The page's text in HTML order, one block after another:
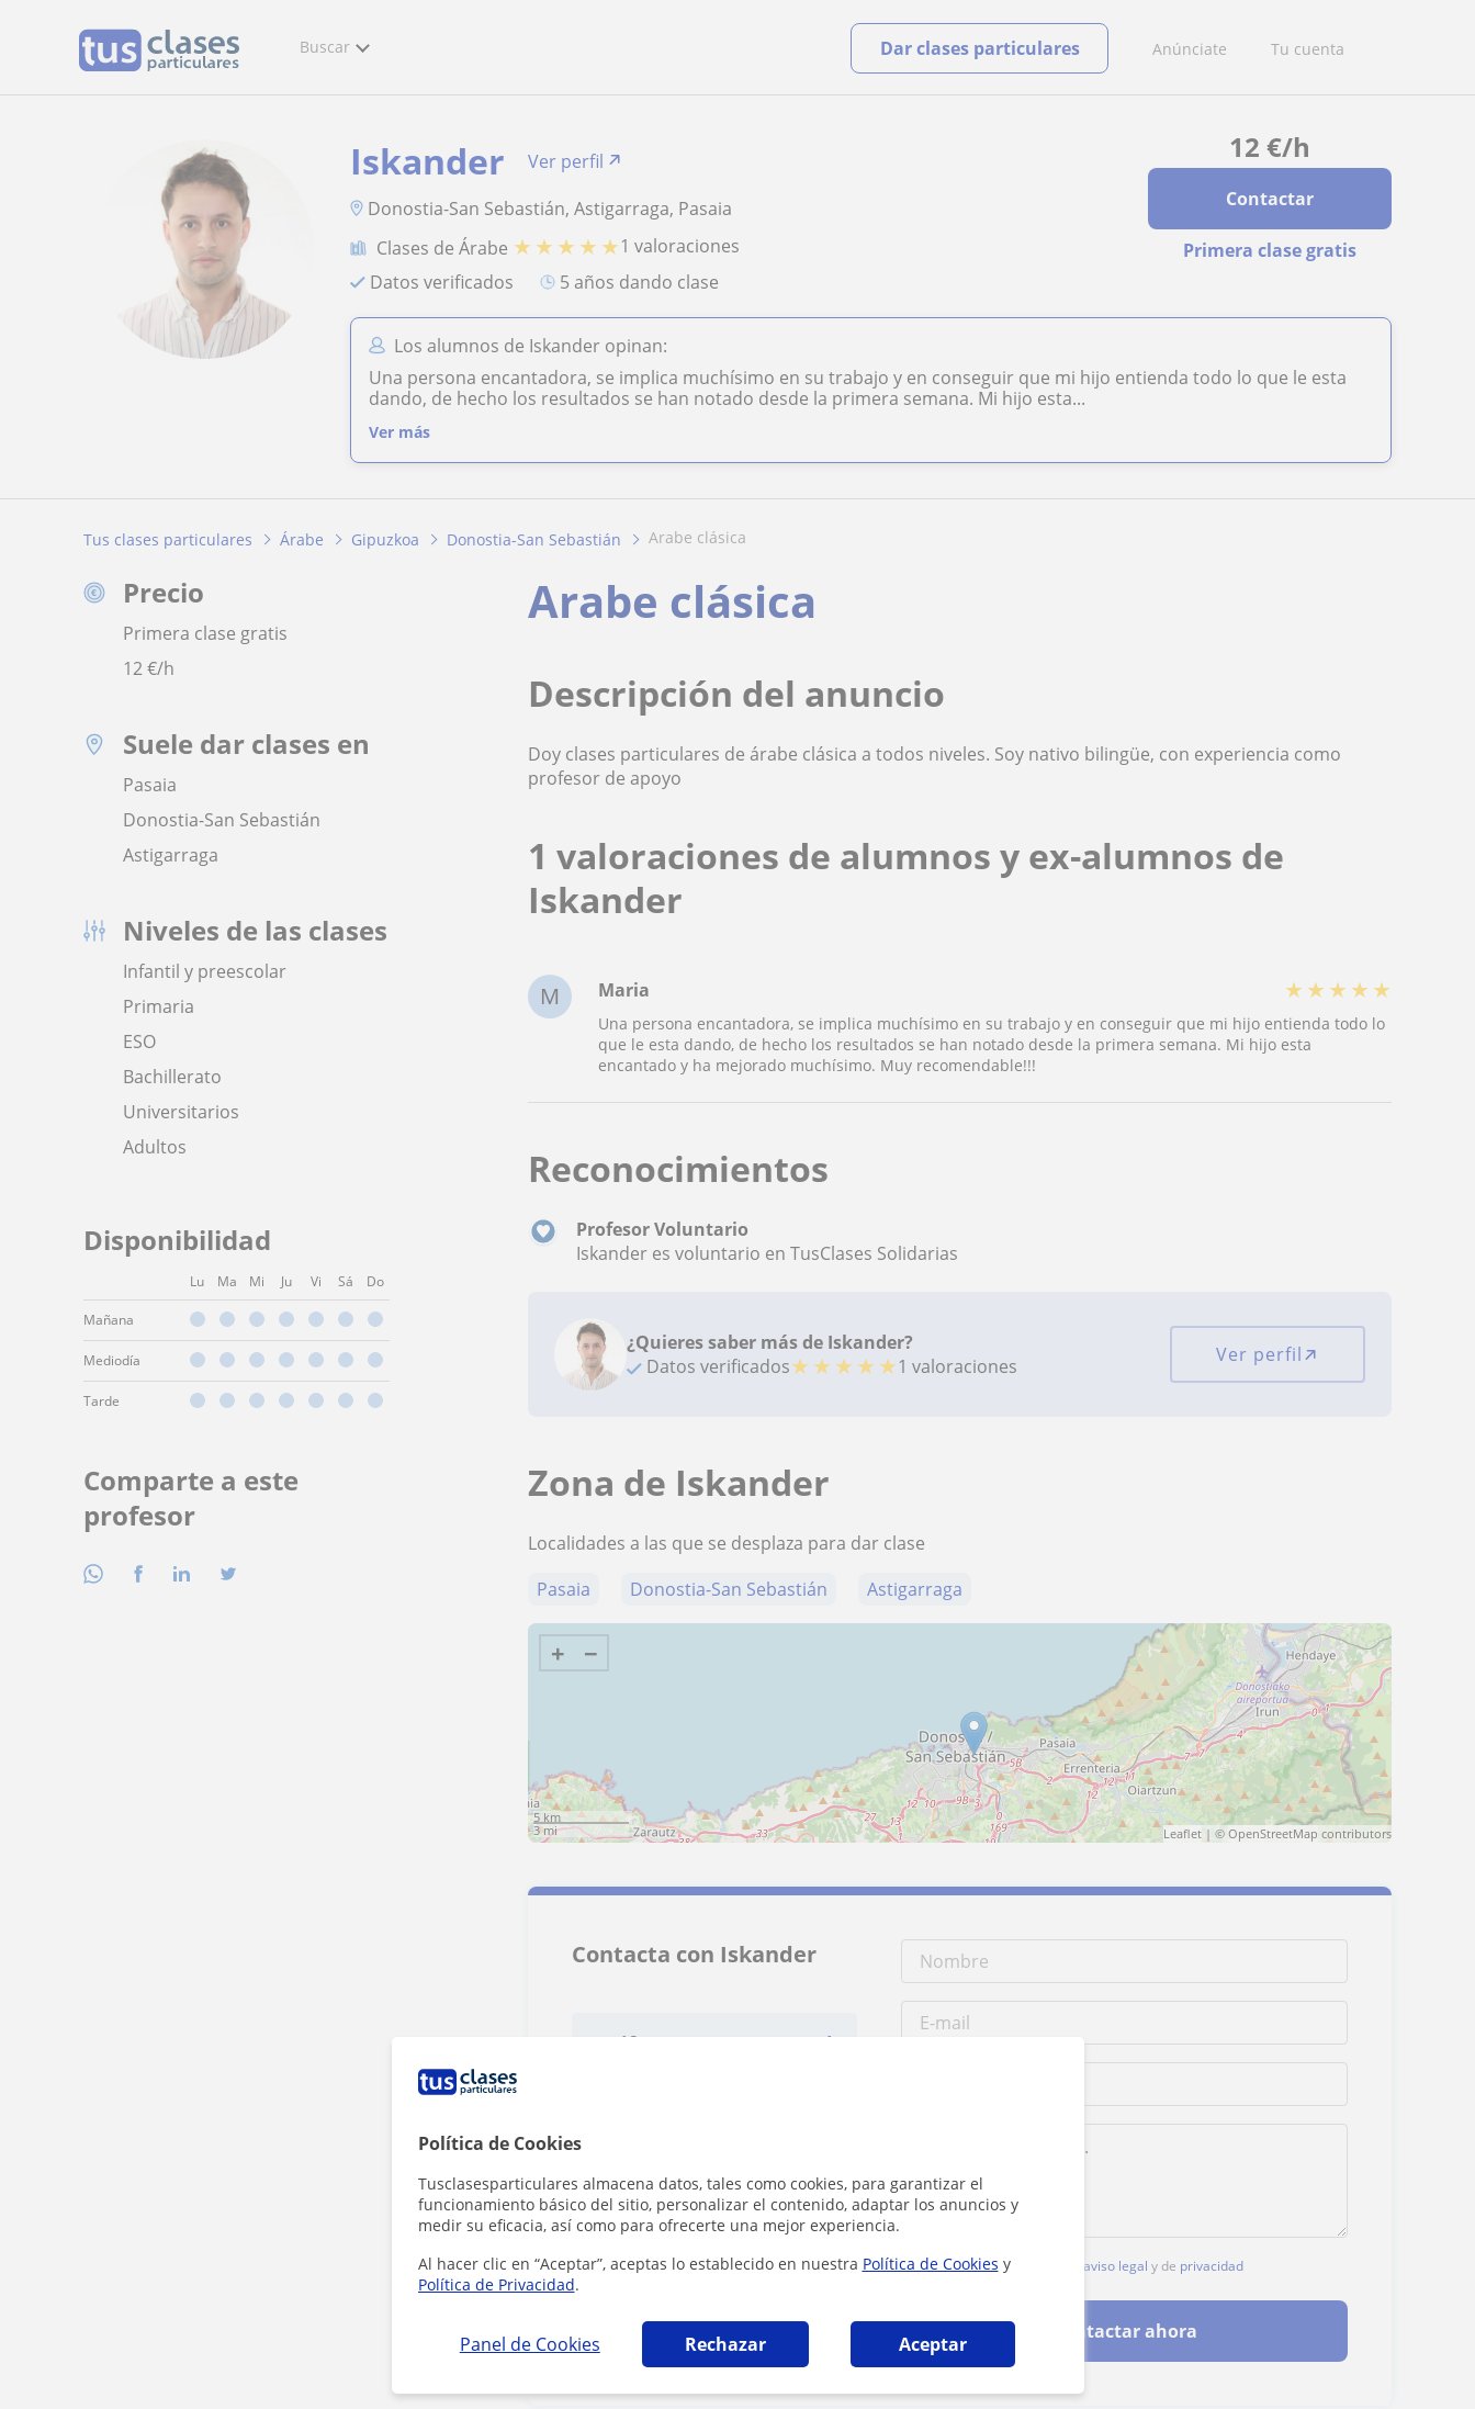
Política de Cookies
Tusclasesparticulares almacena datos, tales como cookies, para garantizar el
funcionamiento básico del sitio, personalizar el contenido, adaptar los anuncios y
medir su eficacia, así como para ofrecerte una mejor experiencia.
Al hacer clic en “Aceptar”, aceptas lo establecido en nuestra Política de Cookies y
Política de Privacidad.
Panel de Cookies Rechazar Aceptar
Buscar Anúnciate Tu cuenta
Dar clases particulares
12 €/h
Contactar
Primera clase gratis
Iskander
Ver perfil
Donostia-San Sebastián, Astigarraga, Pasaia
Clases de Árabe ★ ★ ★ ★ ★1 valoraciones
Datos verificados
5 años dando clase
Los alumnos de Iskander opinan:
Una persona encantadora, se implica muchísimo en su trabajo y en conseguir que mi hijo entienda todo lo que le esta
dando, de hecho los resultados se han notado desde la primera semana. Mi hijo esta...
Ver más
Tus clases particulares Árabe Gipuzkoa Donostia-San Sebastián arabe clásica
Precio
Primera clase gratis
12€/h
Suele dar clases en
Pasaia
Donostia-San Sebastián
Astigarraga
Niveles de las clases
Infantil y preescolar
Primaria
ESO
Bachillerato
Universitarios
Adultos
Disponibilidad
Lu Ma Mi Ju Vi Sá Do
Mañana
Mediodía
Tarde
Comparte a este
profesor
Arabe clásica
Descripción del anuncio
Doy clases particulares de árabe clásica a todos niveles. Soy nativo bilingüe, con experiencia como
profesor de apoyo
1 valoraciones de alumnos y ex-alumnos de
Iskander
M Maria ★ ★ ★ ★ ★
Una persona encantadora, se implica muchísimo en su trabajo y en conseguir que mi hijo entienda todo lo
que le esta dando, de hecho los resultados se han notado desde la primera semana. Mi hijo esta
encantado y ha mejorado muchísimo. Muy recomendable!!!
Reconocimientos
Profesor Voluntario
Iskander es voluntario en TusClases Solidarias
¿Quieres saber más de Iskander?
Datos verificados★ ★ ★ ★ ★1 valoraciones Ver perfil
Zona de Iskander
Localidades a las que se desplaza para dar clase
Pasaia
Donostia-San Sebastián Astigarraga
+ −
5 km
3 mi
Leaflet| © OpenStreetMap contributors
Contacta con Iskander
Tarifa €/h
Al hacer clic, aceptas nuestro aviso legal y de privacidad
Contactar ahora